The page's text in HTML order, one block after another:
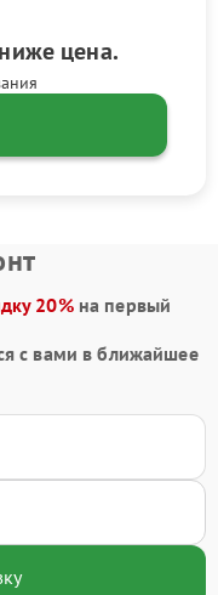
цена.
20%на первый
с вами в ближайшее